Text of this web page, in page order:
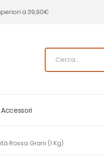
a 39,90€
Rossa Grani (1 Kg)